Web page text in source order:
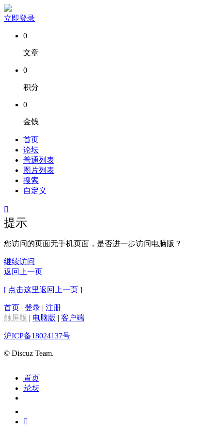
立即登录
0
文章
0
积分
0
金钱
首页
论坛
普通列表
图片列表
搜索
自定义

提示
您访问的页面无手机页面，是否进一步访问电脑版？
继续访问
返回上一页
[ 点击这里返回上一页 ]
首页 | 登录 | 注册
触屏版 | 电脑版 | 客户端
沪ICP备18024137号
© Discuz Team.
首页
论坛
我的
